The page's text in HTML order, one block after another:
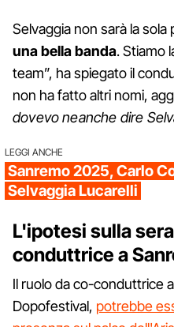
Selvaggia non sarà la sola
una bella banda. Stiamo
team”, ha spiegato il
non ha fatto altri nomi,
dovevo neanche dire
LEGGI ANCHE
Sanremo 2025, Carlo
Selvaggia Lucarelli
L'ipotesi sulla
conduttrice a
Il ruolo da co-conduttrice
Dopofestival, potrebbe